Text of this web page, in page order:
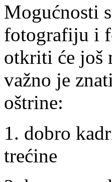
Mogućnosti
fotografiju i
otkriti će još
važno je
oštrine:
1. dobro
trećine